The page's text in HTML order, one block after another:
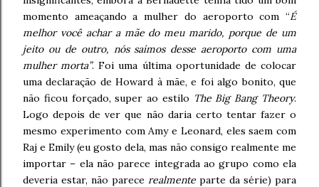
momento ameaçando a mulher do aeroporto com “É
melhor você achar a mãe do meu marido, porque de um
jeito ou de outro, nós saímos desse aeroporto com uma
mulher morta”. Foi uma última oportunidade de colocar
uma declaração de Howard à mãe, e foi algo bonito, que
não ficou forçado, super ao estilo The Big Bang Theory.
Logo depois de ver que não daria certo tentar fazer o
mesmo experimento com Amy e Leonard, eles saem com
Raj e Emily (eu gosto dela, mas não consigo realmente me
importar – ela não parece integrada ao grupo como ela
deveria estar, não parece realmente parte da série) para